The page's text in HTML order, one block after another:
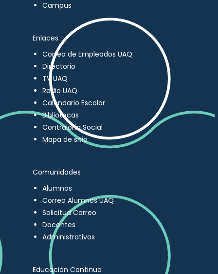
Campus
Enlaces
Correo de Empleados UAQ
Directorio
TV UAQ
Radio UAQ
Calendario Escolar
Bibliotecas
Contraloría Social
Mapa de sitio
Comunidades
Alumnos
Correo Alumnos UAQ
Solicitud Correo
Docentes
Administrativos
Educación Continua